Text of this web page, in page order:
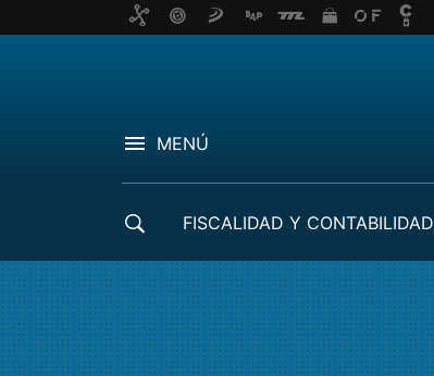
MENÚ
FISCALIDAD Y CONTABILIDAD